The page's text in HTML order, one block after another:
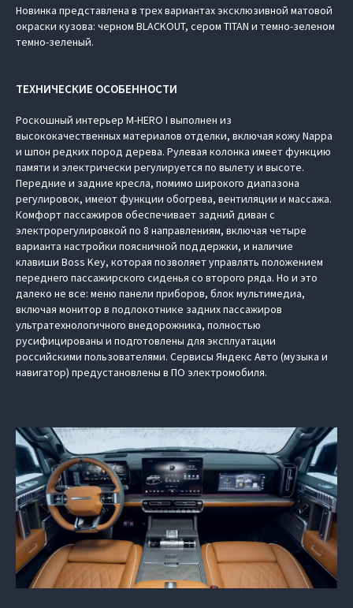
Новинка представлена в трех вариантах эксклюзивной матовой
окраски кузова: черном BLACKOUT, сером TITAN и темно-зеленом
темно-зеленый.
ТЕХНИЧЕСКИЕ ОСОБЕННОСТИ
Роскошный интерьер M‑HERO I выполнен из
высококачественных материалов отделки, включая кожу Nappa
и шпон редких пород дерева. Рулевая колонка имеет функцию
памяти и электрически регулируется по вылету и высоте.
Передние и задние кресла, помимо широкого диапазона
регулировок, имеют функции обогрева, вентиляции и массажа.
Комфорт пассажиров обеспечивает задний диван с
электрорегулировкой по 8 направлениям, включая четыре
варианта настройки поясничной поддержки, и наличие
клавиши Boss Key, которая позволяет управлять положением
переднего пассажирского сиденья со второго ряда. Но и это
далеко не все: меню панели приборов, блок мультимедиа,
включая монитор в подлокотнике задних пассажиров
ультратехнологичного внедорожника, полностью
русифицированы и подготовлены для эксплуатации
российскими пользователями. Сервисы Яндекс Авто (музыка и
навигатор) предустановлены в ПО электромобиля.